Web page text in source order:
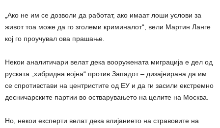
„Ако не им се дозволи да работат, ако имаат лоши услови за
живот тоа може да го зголеми криминалот“, вели Мартин Ланге
кој го проучувал ова прашање.
Некои аналитичари велат дека вооружената миграција е дел од
руската „хибридна војна“ против Западот – дизајнирана да им
се спротивстави на центристите од ЕУ и да ги засили екстремно
десничарските партии во остварувањето на целите на Москва.
Но, некои експерти велат дека влијанието на стравовите на